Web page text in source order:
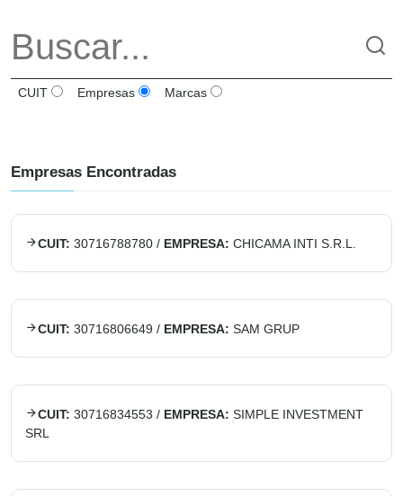
CUIT Empresas Marcas
Empresas Encontradas
CUIT: 30716788780 / EMPRESA: CHICAMA INTI S.R.L.
CUIT: 30716806649 / EMPRESA: SAM GRUP
CUIT: 30716834553 / EMPRESA: SIMPLE INVESTMENT
SRL